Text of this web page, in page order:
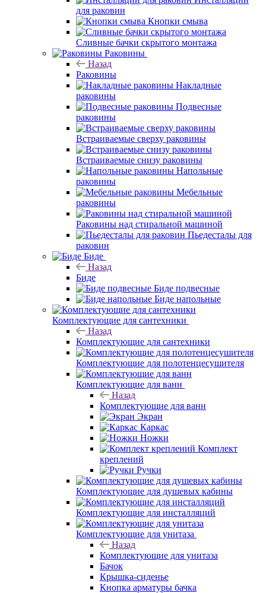
для раковин
Кнопки смыва
Сливные бачки скрытого монтажа
Раковины
Назад
Раковины
Накладные
раковины
Подвесные
раковины
Встраиваемые сверху раковины
Встраиваемые снизу раковины
Напольные
раковины
Мебельные
раковины
Раковины над стиральной машиной
Пьедесталы для
раковин
Биде
Назад
Биде
Биде подвесные
Биде напольные
Комплектующие для сантехники
Назад
Комплектующие для сантехники
Комплектующие для полотенцесушителя
Комплектующие для ванн
Назад
Комплектующие для ванн
Экран
Каркас
Ножки
Комплект
креплений
Ручки
Комплектующие для душевых кабины
Комплектующие для инсталляций
Комплектующие для унитаза
Назад
Комплектующие для унитаза
Бачок
Крышка-сиденье
Кнопка арматуры бачка